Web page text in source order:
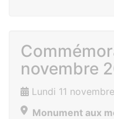
novembre
Lundi 11
Monument aux